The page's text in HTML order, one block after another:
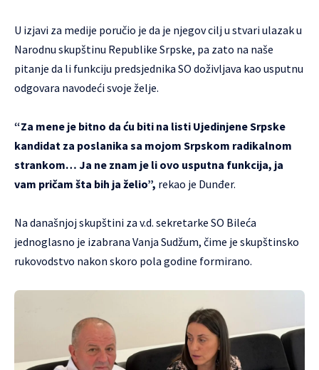
U izjavi za medije poručio je da je njegov cilj u stvari ulazak u
Narodnu skupštinu Republike Srpske, pa zato na naše
pitanje da li funkciju predsjednika SO doživljava kao usputnu
odgovara navodeći svoje želje.
“Za mene je bitno da ću biti na listi Ujedinjene Srpske
kandidat za poslanika sa mojom Srpskom radikalnom
strankom… Ja ne znam je li ovo usputna funkcija, ja
vam pričam šta bih ja želio”, rekao je Dunđer.
Na današnjoj skupštini za v.d. sekretarke SO Bileća
jednoglasno je izabrana Vanja Sudžum, čime je skupštinsko
rukovodstvo nakon skoro pola godine formirano.